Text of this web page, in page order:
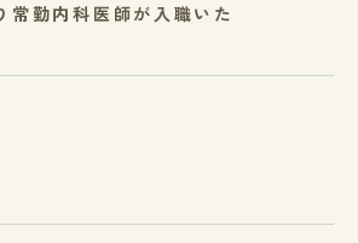
常勤内科医師が入職いた